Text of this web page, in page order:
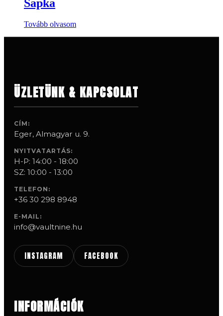
Sapka
Tovább olvasom
ÜZLETÜNK & KAPCSOLAT
CÍM:
Eger, Almagyar u. 9.
NYITVATARTÁS:
H-P: 14:00 - 18:00
SZ: 10:00 - 13:00
TELEFON:
+36 30 298 8948
E-MAIL:
info@vaultnine.hu
INSTAGRAM FACEBOOK
INFORMÁCIÓK